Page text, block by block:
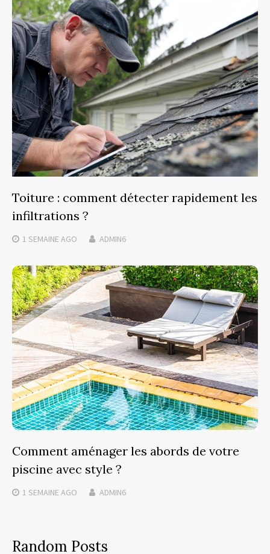
Toiture : comment détecter rapidement les
infiltrations ?
1 SEMAINE AGO ADMIN6
Comment aménager les abords de votre
piscine avec style ?
1 SEMAINE AGO ADMIN6
Random Posts